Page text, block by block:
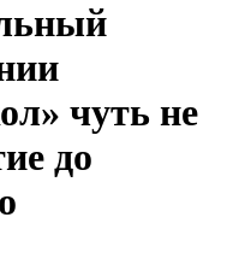
чуть не
до